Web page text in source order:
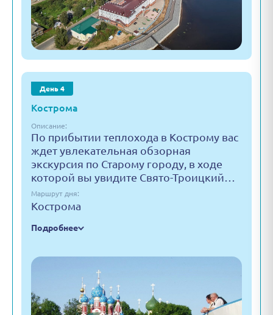
День 4
Кострома
Описание:
По прибытии теплохода в Кострому вас
ждет увлекательная обзорная
экскурсия по Старому городу, в ходе
которой вы увидите Свято-Троицкий…
Маршрут дня:
Кострома
Подробнее